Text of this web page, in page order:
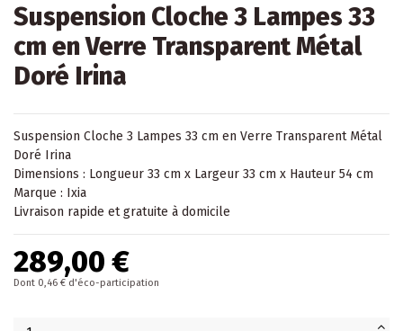
Suspension Cloche 3 Lampes 33
cm en Verre Transparent Métal
Doré Irina
Suspension Cloche 3 Lampes 33 cm en Verre Transparent Métal
Doré Irina
Dimensions : Longueur 33 cm x Largeur 33 cm x Hauteur 54 cm
Marque : Ixia
Livraison rapide et gratuite à domicile
289,00 €
Dont 0,46 € d'éco-participation